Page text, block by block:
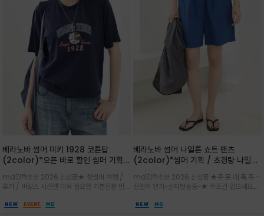
베라노바 썸머 미키 1928 코튼탑
(2color)*오픈 바로 할인 썸머 기획
★ 한정수량 제작 ★ 오가닉 코튼으로
빈티지 프린트로 여름 하의와 모두 잘어
울리는 그래픽
md강력추천 2026 신상품★ 핫썸머 여행 /
휴가 / 바캉스 시즌엔 더욱 필요한 기분전환 빈티
키 컬러 위에 빈티지한 크랙 효과의 레트로 감성
베라노바 썸머 나일론 쇼트 팬츠
(2color)*썸머 기획 / 초경량 나일론
가벼운 아이템 / 여행 / 일상 / 운동 모
두 가능한 아이템
md강력추천 2026 신상품 ★주.문.대.폭.주 -
전컬러 인기~순차발송중~★ 무조건 입으세요~~
입니다^^가볍고 드라이한 터치감의 나일론 소